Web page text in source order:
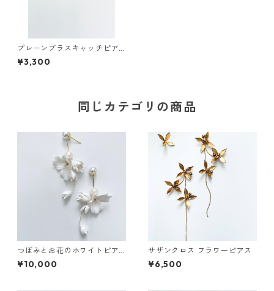
プレーンブラスキャッチピア
ス
¥3,300
同じカテゴリの商品
つぼみとお花のホワイトピア
ス
¥10,000
サザンクロス フラワーピアス
¥6,500